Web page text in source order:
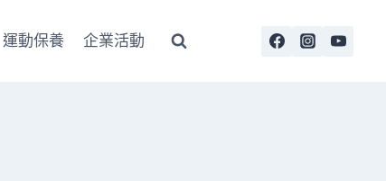
運動保養 企業活動